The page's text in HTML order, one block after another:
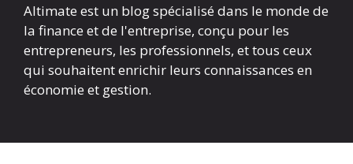
Altimate est un blog spécialisé dans le monde de
la finance et de l'entreprise, conçu pour les
entrepreneurs, les professionnels, et tous ceux
qui souhaitent enrichir leurs connaissances en
économie et gestion.